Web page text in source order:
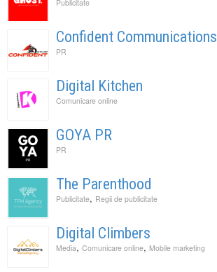
Publicitate
Confident Communications
PR
Digital Kitchen
Comunicare online
GOYA PR
PR
The Parenthood
Publicitate, Regii de publicitate
Digital Climbers
Media, Comunicare online, Mobile marketing